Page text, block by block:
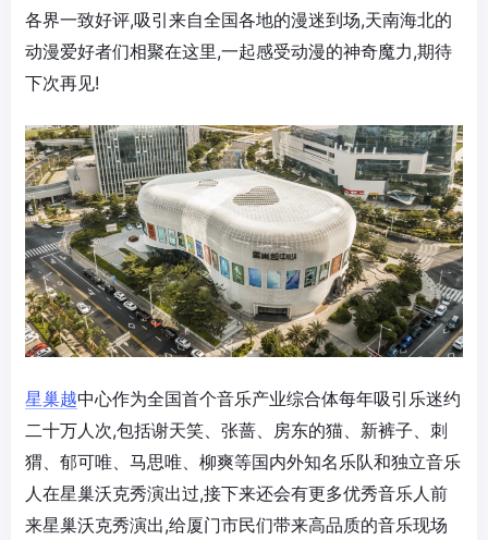
各界一致好评,吸引来自全国各地的漫迷到场,天南海北的
动漫爱好者们相聚在这里,一起感受动漫的神奇魔力,期待
下次再见!
星巢越中心作为全国首个音乐产业综合体每年吸引乐迷约
二十万人次,包括谢天笑、张蔷、房东的猫、新裤子、刺
猬、郁可唯、马思唯、柳爽等国内外知名乐队和独立音乐
人在星巢沃克秀演出过,接下来还会有更多优秀音乐人前
来星巢沃克秀演出,给厦门市民们带来高品质的音乐现场